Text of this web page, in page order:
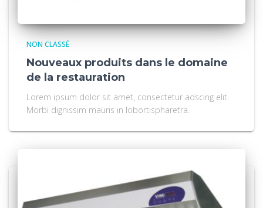
NON CLASSÉ
Nouveaux produits dans le domaine
de la restauration
Lorem ipsum dolor sit amet, consectetur adscing elit.
Morbi dignissim mauris in lobortispharetra.